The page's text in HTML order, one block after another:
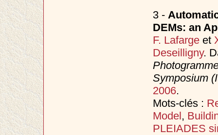
3 -
DEMs: an
F. Lafargeet
Deseilligny.
Symposium
2006.
Mots-clés :
Model,
PLEIADES